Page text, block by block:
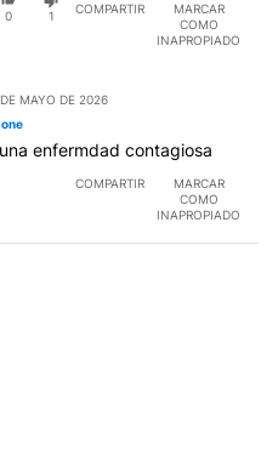
0 1
COMPARTIR
MARCAR
COMO
INAPROPIADO
MAYO DE 2026
enfermdad contagiosa
COMPARTIR
MARCAR
COMO
INAPROPIADO